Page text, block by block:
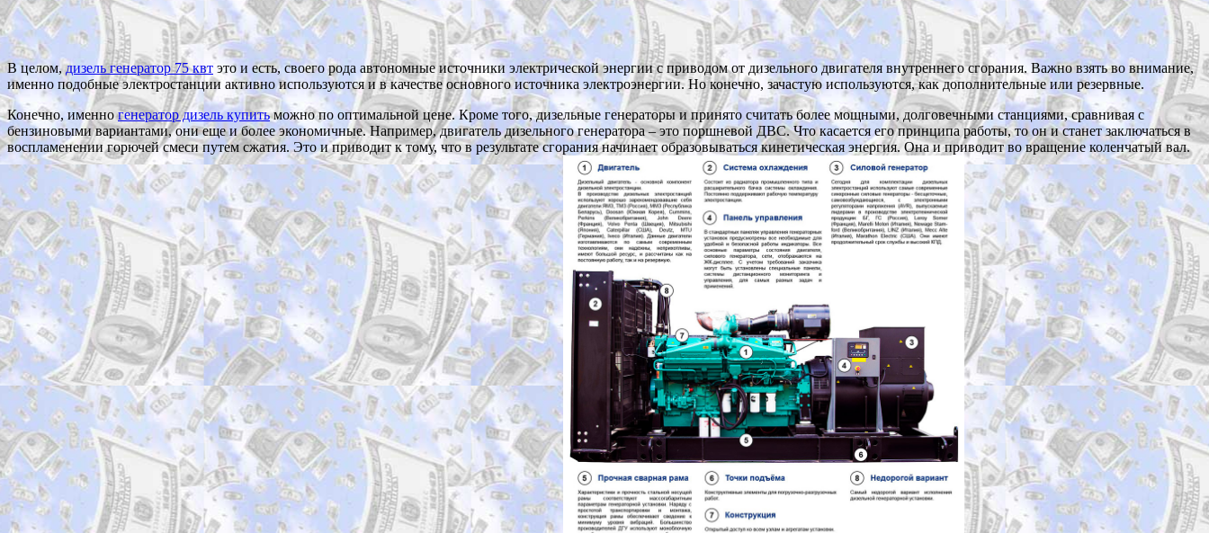
В целом,дизель генератор 75 квт это и есть, своего рода автономные источники электрической энергии с приводом от дизельного двигателя внутреннего сгорания. Важно взять во внимание,
именно подобные электростанции активно используются и в качестве основного источника электроэнергии. Но конечно, зачастую используются, как дополнительные или резервные.
Конечно, именногенератор дизель купитьможно по оптимальной цене. Кроме того, дизельные генераторы и принято считать более мощными, долговечными станциями, сравнивая с
бензиновыми вариантами, они еще и более экономичные. Например, двигатель дизельного генератора – это поршневой ДВС. Что касается его принципа работы, то он и станет заключаться в
воспламенении горючей смеси путем сжатия. Это и приводит к тому, что в результате сгорания начинает образовываться кинетическая энергия. Она и приводит во вращение коленчатый вал.